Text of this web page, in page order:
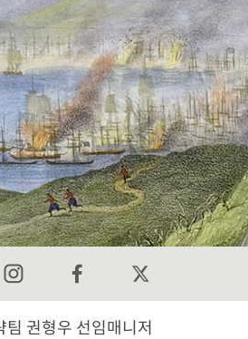
팀 권형우 선임매니저